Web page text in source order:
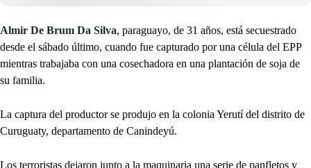
Almir De Brum Da Silva, paraguayo, de 31 años, está secuestrado
desde el sábado último, cuando fue capturado por una célula del EPP
mientras trabajaba con una cosechadora en una plantación de soja de
su familia.
La captura del productor se produjo en la colonia Yerutí del distrito de
Curuguaty, departamento de Canindeyú.
Los terroristas dejaron junto a la maquinaria una serie de panfletos y